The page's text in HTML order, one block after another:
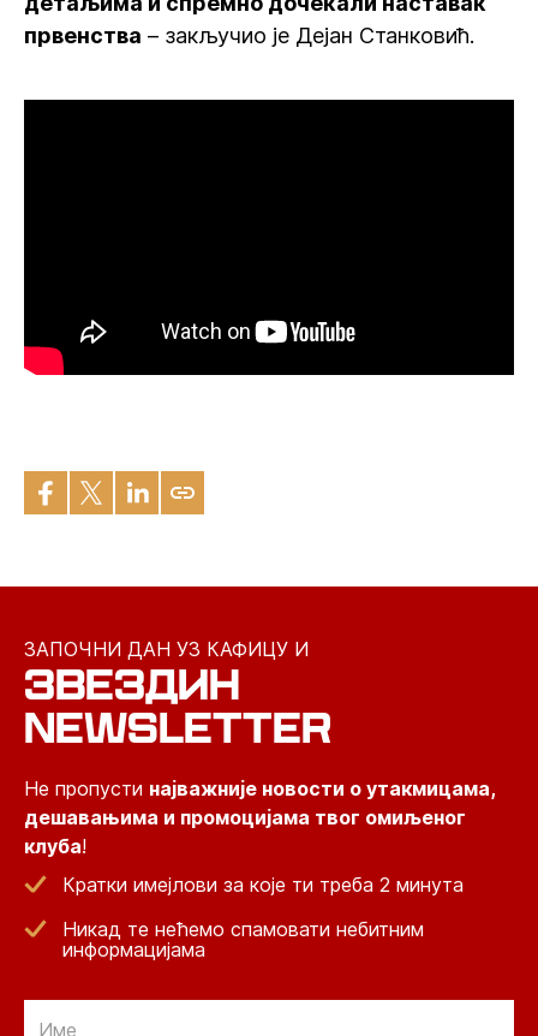
првенства – закључио је Дејан Станковић.
ЗАПОЧНИ ДАН УЗ КАФИЦУ И
ЗВЕЗДИН
NEWSLETTER
Не пропусти најважније новости о утакмицама,
дешавањима и промоцијама твог омиљеног
клуба!
Кратки имејлови за које ти треба 2 минута
Никад те нећемо спамовати небитним
информацијама